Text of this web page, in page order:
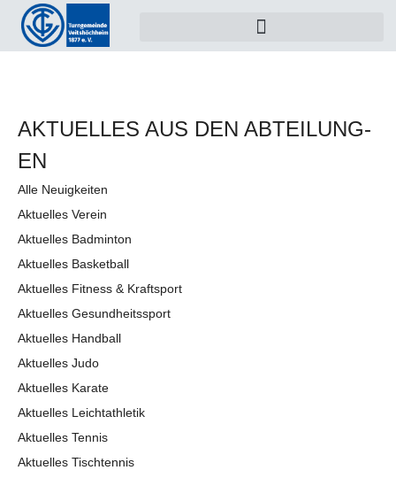
AKTUELLES AUS DEN AB­TEI­LUNG­
EN
Alle Neuigkeiten
Aktuelles Verein
Aktuelles Badminton
Aktuelles Basketball
Aktuelles Fitness & Kraftsport
Aktuelles Gesundheitssport
Aktuelles Handball
Aktuelles Judo
Aktuelles Karate
Aktuelles Leichtathletik
Aktuelles Tennis
Aktuelles Tischtennis